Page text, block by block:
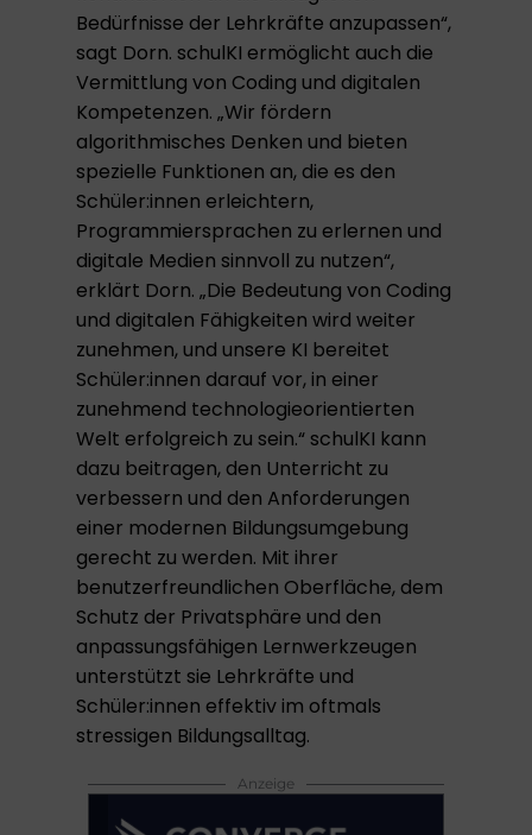
Bedürfnisse der Lehrkräfte anzupassen“,
sagt Dorn. schulKI ermöglicht auch die
Vermittlung von Coding und digitalen
Kompetenzen. „Wir fördern
algorithmisches Denken und bieten
spezielle Funktionen an, die es den
Schüler:innen erleichtern,
Programmiersprachen zu erlernen und
digitale Medien sinnvoll zu nutzen“,
erklärt Dorn. „Die Bedeutung von Coding
und digitalen Fähigkeiten wird weiter
zunehmen, und unsere KI bereitet
Schüler:innen darauf vor, in einer
zunehmend technologieorientierten
Welt erfolgreich zu sein.“ schulKI kann
dazu beitragen, den Unterricht zu
verbessern und den Anforderungen
einer modernen Bildungsumgebung
gerecht zu werden. Mit ihrer
benutzerfreundlichen Oberfläche, dem
Schutz der Privatsphäre und den
anpassungsfähigen Lernwerkzeugen
unterstützt sie Lehrkräfte und
Schüler:innen effektiv im oftmals
stressigen Bildungsalltag.
Anzeige